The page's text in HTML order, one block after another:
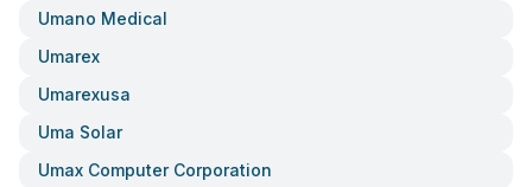
Umano Medical
Umarex
Umarexusa
Uma Solar
Umax Computer Corporation